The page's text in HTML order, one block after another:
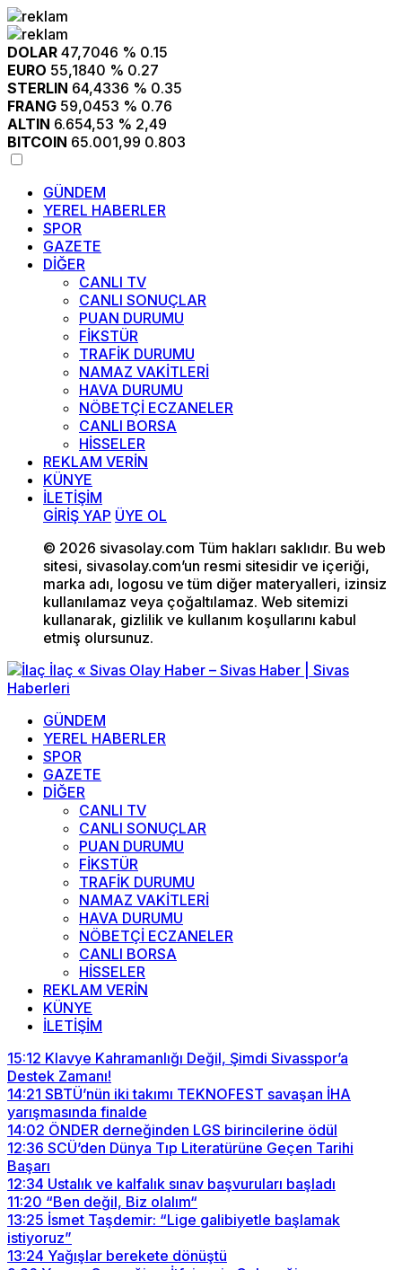
DOLAR 47,7046 % 0.15
EURO 55,1840 % 0.27
STERLIN 64,4336 % 0.35
FRANG 59,0453 % 0.76
ALTIN 6.654,53 % 2,49
BITCOIN 65.001,99 0.803
GÜNDEM
YEREL HABERLER
SPOR
GAZETE
DİĞER
CANLI TV
CANLI SONUÇLAR
PUAN DURUMU
FİKSTÜR
TRAFİK DURUMU
NAMAZ VAKİTLERİ
HAVA DURUMU
NÖBETÇİ ECZANELER
CANLI BORSA
HİSSELER
REKLAM VERİN
KÜNYE
İLETİŞİM
GİRİŞ YAP ÜYE OL
© 2026 sivasolay.com Tüm hakları saklıdır. Bu web
sitesi, sivasolay.com’un resmi sitesidir ve içeriği,
marka adı, logosu ve tüm diğer materyalleri, izinsiz
kullanılamaz veya çoğaltılamaz. Web sitemizi
kullanarak, gizlilik ve kullanım koşullarını kabul
etmiş olursunuz.
GÜNDEM
YEREL HABERLER
SPOR
GAZETE
DİĞER
CANLI TV
CANLI SONUÇLAR
PUAN DURUMU
FİKSTÜR
TRAFİK DURUMU
NAMAZ VAKİTLERİ
HAVA DURUMU
NÖBETÇİ ECZANELER
CANLI BORSA
HİSSELER
REKLAM VERİN
KÜNYE
İLETİŞİM
15:12 Klavye Kahramanlığı Değil, Şimdi Sivasspor’a
Destek Zamanı!
14:21 SBTÜ’nün iki takımı TEKNOFEST savaşan İHA
yarışmasında finalde
14:02 ÖNDER derneğinden LGS birincilerine ödül
12:36 SCÜ’den Dünya Tıp Literatürüne Geçen Tarihi
Başarı
12:34 Ustalık ve kalfalık sınav başvuruları başladı
11:20 “Ben değil, Biz olalım“
13:25 İsmet Taşdemir: “Lige galibiyetle başlamak
istiyoruz”
13:24 Yağışlar berekete dönüştü